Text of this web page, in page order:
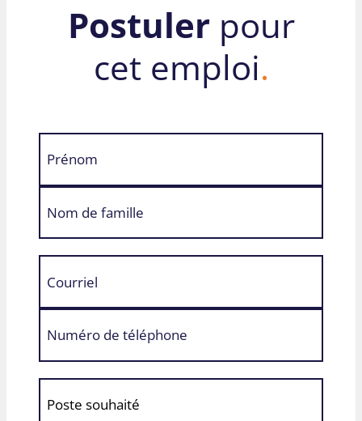
Postuler pour
cet emploi.